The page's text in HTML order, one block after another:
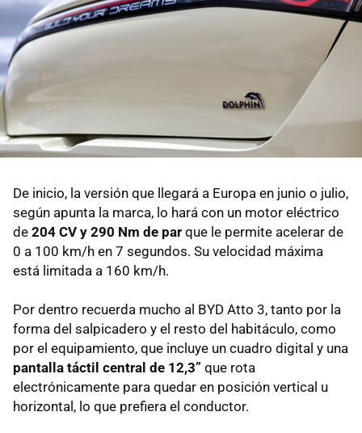
De inicio, la versión que llegará a Europa en junio o julio,
según apunta la marca, lo hará con un motor eléctrico
de 204 CV y 290 Nm de par que le permite acelerar de
0 a 100 km/h en 7 segundos. Su velocidad máxima
está limitada a 160 km/h.
Por dentro recuerda mucho al BYD Atto 3, tanto por la
forma del salpicadero y el resto del habitáculo, como
por el equipamiento, que incluye un cuadro digital y una
pantalla táctil central de 12,3” que rota
electrónicamente para quedar en posición vertical u
horizontal, lo que prefiera el conductor.